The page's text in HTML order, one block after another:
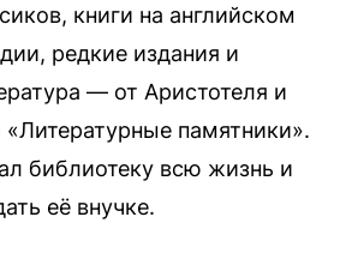
книги на английском
редкие издания и
— от Аристотеля и
памятники».
библиотеку всю жизнь и
её внучке.